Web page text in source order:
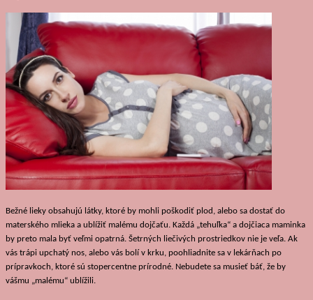
Bežné lieky obsahujú látky, ktoré by mohli poškodiť plod, alebo sa dostať do
materského mlieka a ublížiť malému dojčaťu. Každá „tehuľka“ a dojčiaca maminka
by preto mala byť veľmi opatrná. Šetrných liečivých prostriedkov nie je veľa. Ak
vás trápi upchatý nos, alebo vás bolí v krku, poohliadnite sa v lekárňach po
prípravkoch, ktoré sú stopercentne prírodné. Nebudete sa musieť báť, že by
vášmu „malému“ ublížili.